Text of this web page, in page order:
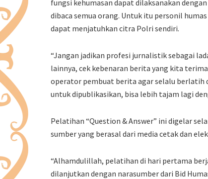
fungsi kehumasan dapat dilaksanakan
dibaca semua orang. Untuk itu personil
dapat menjatuhkan citra Polri sendiri.
“Jangan jadikan profesi jurnalistik sebagai
lainnya, cek kebenaran berita yang kita
operator pembuat berita agar selalu berlatih
untuk dipublikasikan, bisa lebih tajam lagi
Pelatihan “Question & Answer” ini digelar
sumber yang berasal dari media cetak dan
“Alhamdulillah, pelatihan di hari pertama
dilanjutkan dengan narasumber dari Bid